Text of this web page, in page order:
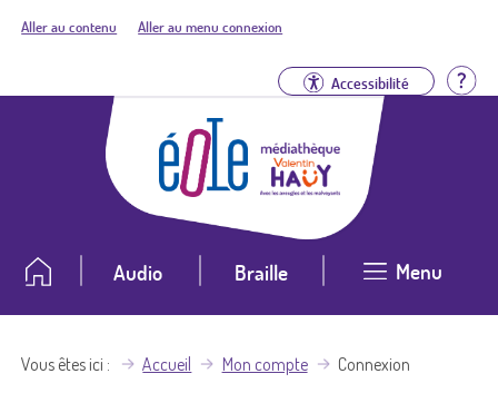
Aller au contenu Aller au menu connexion
Accessibilité
Audio Braille Menu
Vous êtes ici Accueil Mon compte Connexion